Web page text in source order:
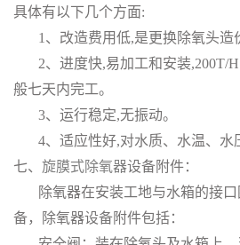
具体有以下几个方面:
1、改造费用低,是更换除氧头造
2、进度快,易加工和安装,200T/H
般七天内完工。
3、运行稳定,无振动。
4、适应性好,对水质、水温、水
七、 旋膜式除氧器设备附件：
除氧器在安装工地与水箱的接口
备，除氧器设备附件包括：